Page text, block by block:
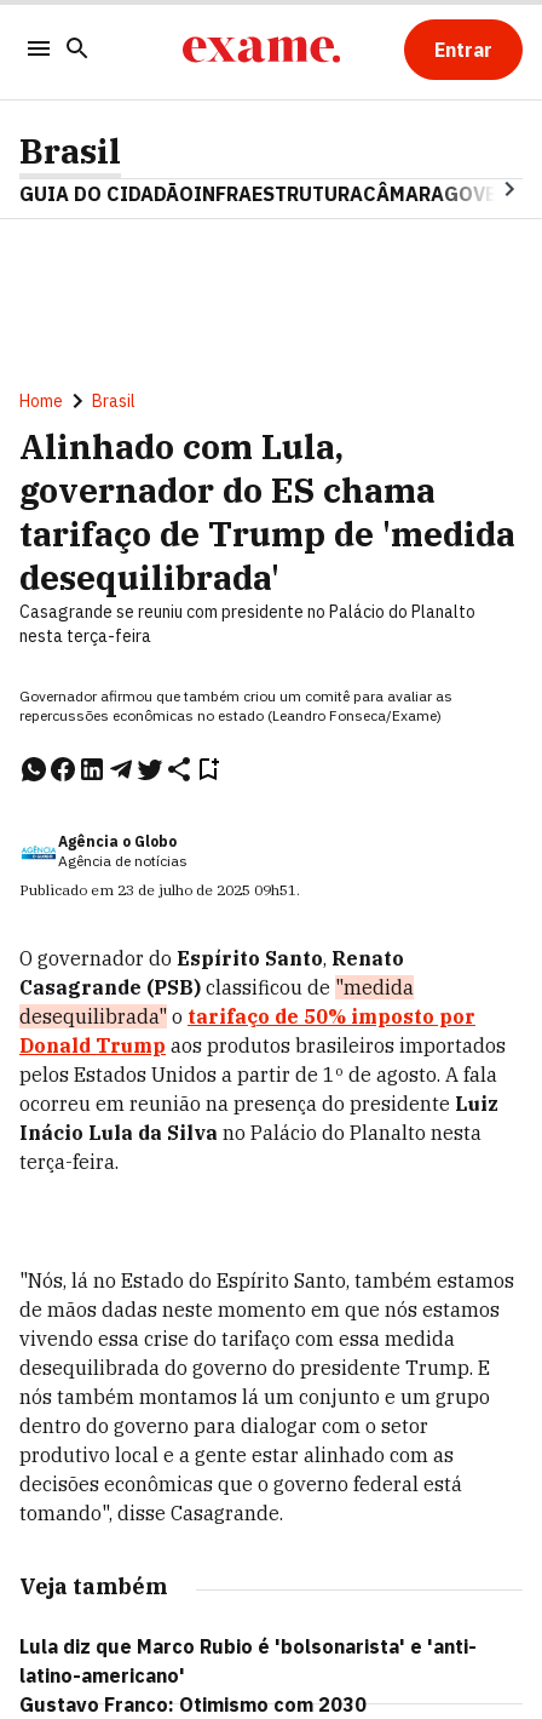
Entrar
Brasil
GUIA DO CIDADÃOINFRAESTRUTURACÂMARAGOVERNO
Home Brasil
Alinhado com Lula,
governador do ES chama
tarifaço de Trump de 'medida
desequilibrada'
Casagrande se reuniu com presidente no Palácio do Planalto
nesta terça-feira
Governador afirmou que também criou um comitê para avaliar as
repercussões econômicas no estado (Leandro Fonseca/Exame)
Agência o Globo
Agência de notícias
Publicado em 23 de julho de 2025 09h51.
O governador do Espírito Santo, Renato
Casagrande (PSB) classificou de "medida
desequilibrada" o tarifaço de 50% imposto por
Donald Trump aos produtos brasileiros importados
pelos Estados Unidos a partir de 1º de agosto. A fala
ocorreu em reunião na presença do presidente Luiz
Inácio Lula da Silva no Palácio do Planalto nesta
terça-feira.
"Nós, lá no Estado do Espírito Santo, também estamos
de mãos dadas neste momento em que nós estamos
vivendo essa crise do tarifaço com essa medida
desequilibrada do governo do presidente Trump. E
nós também montamos lá um conjunto e um grupo
dentro do governo para dialogar com o setor
produtivo local e a gente estar alinhado com as
decisões econômicas que o governo federal está
tomando", disse Casagrande.
Veja também
Lula diz que Marco Rubio é 'bolsonarista' e 'anti-
latino-americano'
Gustavo Franco: Otimismo com 2030